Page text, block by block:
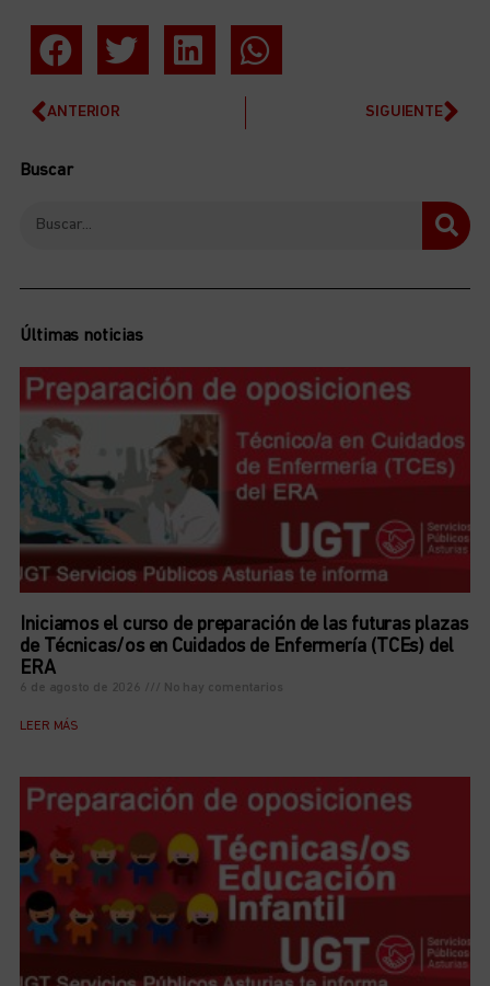
ANTERIOR SIGUIENTE
Buscar
Últimas noticias
Iniciamos el curso de preparación de las futuras plazas
de Técnicas/os en Cuidados de Enfermería (TCEs) del
ERA
6 de agosto de 2026 No hay comentarios
LEER MÁS